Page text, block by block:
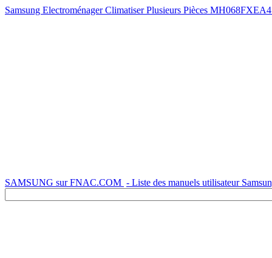
Samsung Electroménager Climatiser Plusieurs Pièces
SAMSUNG sur FNAC.COM - Liste des manuels utilisateur